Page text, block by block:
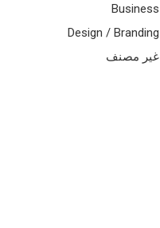
Business
Design / Branding
غير مصنف